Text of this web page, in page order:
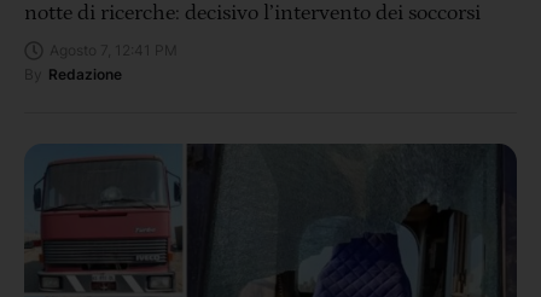
notte di ricerche: decisivo l’intervento dei soccorsi
Redazione